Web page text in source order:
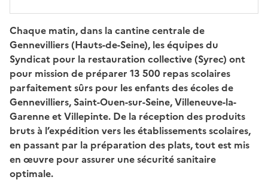
Chaque matin, dans la cantine centrale de
Gennevilliers (Hauts-de-Seine), les équipes du
Syndicat pour la restauration collective (Syrec) ont
pour mission de préparer 13 500 repas scolaires
parfaitement sûrs pour les enfants des écoles de
Gennevilliers, Saint-Ouen-sur-Seine, Villeneuve-la-
Garenne et Villepinte. De la réception des produits
bruts à l’expédition vers les établissements scolaires,
en passant par la préparation des plats, tout est mis
en œuvre pour assurer une sécurité sanitaire
optimale.